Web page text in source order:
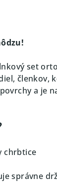
set
členkov,
a je
chrbtice
správne